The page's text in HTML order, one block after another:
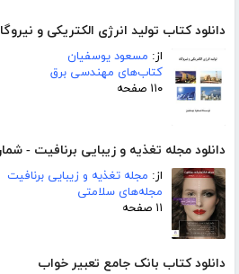
دانلود کتاب تولید انرژی الکتریکی و
از: مسعود یوسفیان
کتاب‌های مهندسی برق
۱۱۰ صفحه
دانلود مجله تغذیه و زیبایی برنافیت -
از: مجله تغذیه و زیبایی برنافیت
مجله‌های سلامتی
۱۱ صفحه
دانلود کتاب بانک جامع تعبیر خواب